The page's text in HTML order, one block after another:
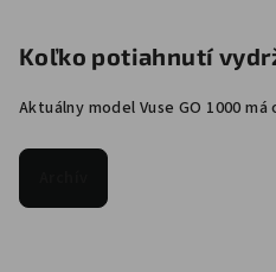
Koľko potiahnutí
Aktuálny model Vuse GO 1000